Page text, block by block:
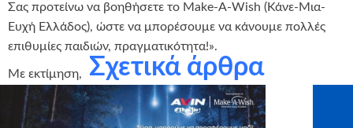
Σας προτείνω να βοηθήσετε το Make-A-Wish (Κάνε-Μια-
Ευχή Ελλάδος), ώστε να μπορέσουμε να κάνουμε πολλές
επιθυμίες παιδιών, πραγματικότητα!».
Με εκτίμηση,
George Zajec
Σχετικά άρθρα